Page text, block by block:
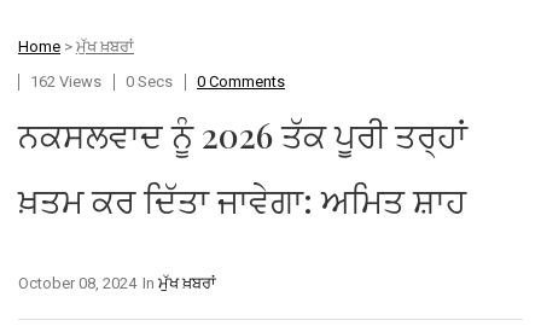
Home > ਮੁੱਖ ਖ਼ਬਰਾਂ
162 Views
0 Secs 0 Comments
ਨਕਸਲਵਾਦ ਨੂੰ 2026 ਤੱਕ ਪੂਰੀ ਤਰ੍ਹਾਂ
ਖ਼ਤਮ ਕਰ ਦਿੱਤਾ ਜਾਵੇਗਾ: ਅਮਿਤ ਸ਼ਾਹ
In ਮੁੱਖ ਖ਼ਬਰਾਂ
October 08, 2024